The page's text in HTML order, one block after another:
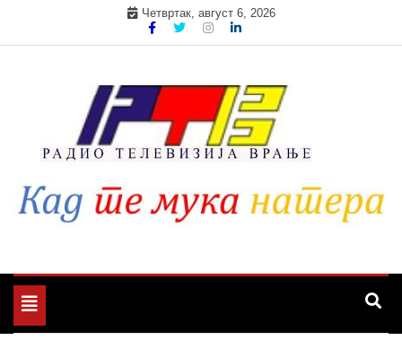
Четвртак, август 6, 2026
Toggle
navigation